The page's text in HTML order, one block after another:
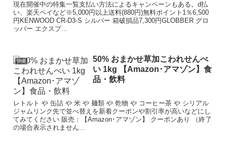
現在開催中の特集一覧支払い方法によるキャンペーンもある。d払
い、楽天ペイなど※5,000円以上送料(880円)無料ポイント1％6,500
円KENWOOD CR-D3-S シルバー 箱破損品7,300円GLOBBER グロ
ッバー エクスプ...
特価
50% おまかせ草加こわれせんべ
い 1kg 【Amazon･アマゾン】食
品・飲料
レトルト や 缶詰 や 米 や 麺類 や 乾物 や コーヒー茶 や シリアル
ジャムリンク先で並べ替えを新着クーポンや割引率が高いなどにし
てみてください 販売：【Amazon･アマゾン】 クーポンあり （終了
の場合表示されません...